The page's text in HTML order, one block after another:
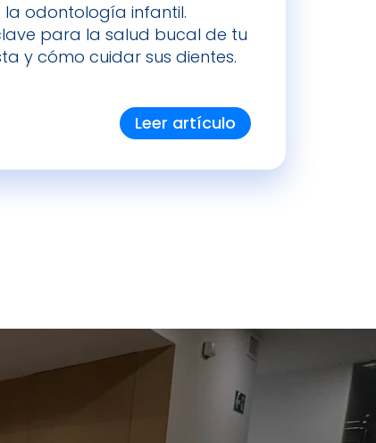
odontología infantil.
para la salud bucal de tu
y cómo cuidar sus dientes.
Leer artículo